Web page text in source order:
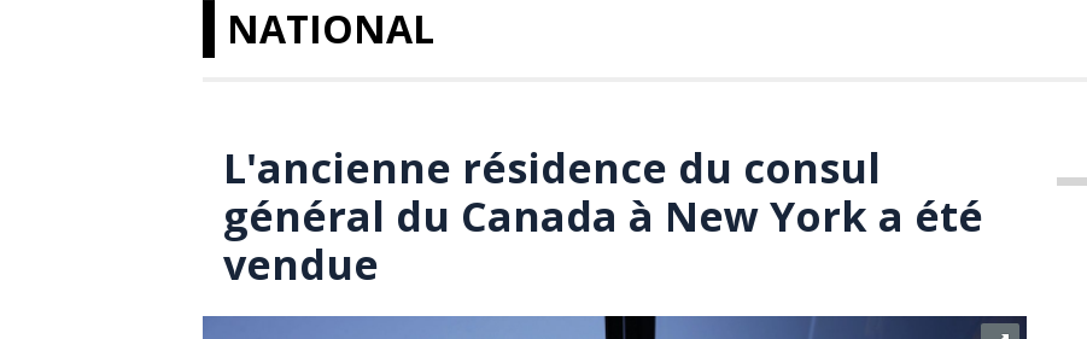
NATIONAL
L'ancienne résidence du consul
général du Canada à New York a été
vendue